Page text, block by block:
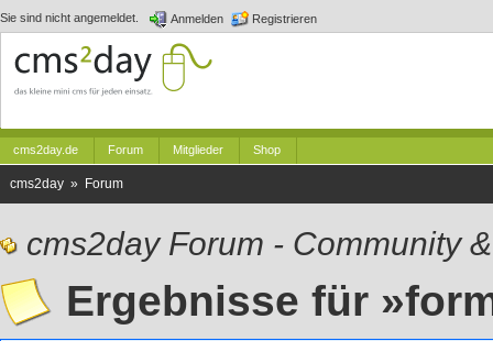
Sie sind nicht angemeldet. Anmelden Registrieren
cms2day.de Forum Mitglieder Shop
cms2day » Forum
cms2day Forum - Community
Ergebnisse für